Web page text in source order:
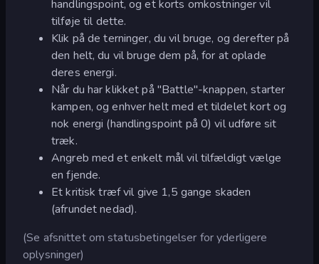
handlingspoint, og et korts omkostninger vil
tilføje til dette.
Klik på de terninger, du vil bruge, og derefter på
den helt, du vil bruge dem på, for at oplade
deres energi.
Når du har klikket på "Battle"-knappen, starter
kampen, og enhver helt med et tildelet kort og
nok energi (handlingspoint på 0) vil udføre sit
træk.
Angreb med et enkelt mål vil tilfældigt vælge
en fjende.
Et kritisk træf vil give 1,5 gange skaden
(afrundet nedad).
(Se afsnittet om statusbetingelser for yderligere
oplysninger)